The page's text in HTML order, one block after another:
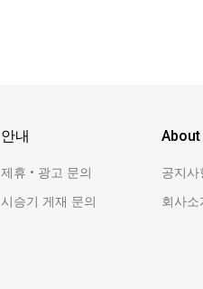
안내
제휴 • 광고 문의
시승기 게재 문의
About
공지사
회사소